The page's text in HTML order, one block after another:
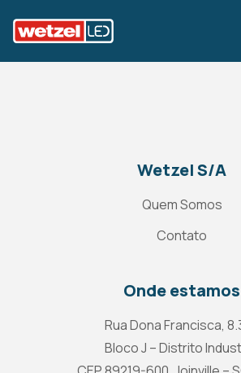
Wetzel S/A
Quem Somos
Contato
Onde estamos
Rua Dona Francisca,
Bloco J – Distrito